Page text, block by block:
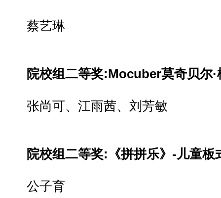
蔡艺琳
院校组二等奖:Mocuber莫奇贝尔·
张尚可、江雨茜、刘芳敏
院校组二等奖:《拼拼乐》-儿童板
公子育